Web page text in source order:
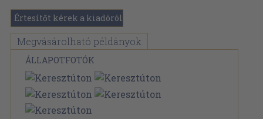
Értesítőt kérek a kiadóról
Megvásárolható példányok
ÁLLAPOTFOTÓK